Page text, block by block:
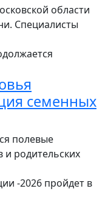
области
Специалисты
семенных
полевые
и родительских